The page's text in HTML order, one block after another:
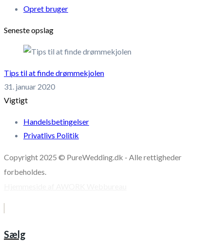
Opret bruger
Seneste opslag
Tips til at finde drømmekjolen
31. januar 2020
Vigtigt
Handelsbetingelser
Privatlivs Politik
Copyright 2025 © PureWedding.dk - Alle rettigheder
forbeholdes.
Sælg